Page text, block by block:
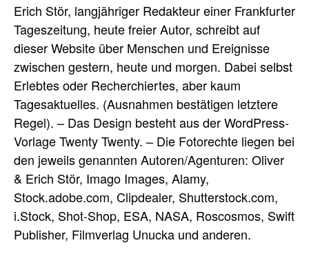
Erich Stör, langjähriger Redakteur einer Frankfurter
Tageszeitung, heute freier Autor, schreibt auf
dieser Website über Menschen und Ereignisse
zwischen gestern, heute und morgen. Dabei selbst
Erlebtes oder Recherchiertes, aber kaum
Tagesaktuelles. (Ausnahmen bestätigen letztere
Regel). – Das Design besteht aus der WordPress-
Vorlage Twenty Twenty. – Die Fotorechte liegen bei
den jeweils genannten Autoren/Agenturen: Oliver
& Erich Stör, Imago Images, Alamy,
Stock.adobe.com, Clipdealer, Shutterstock.com,
i.Stock, Shot-Shop, ESA, NASA, Roscosmos, Swift
Publisher, Filmverlag Unucka und anderen.